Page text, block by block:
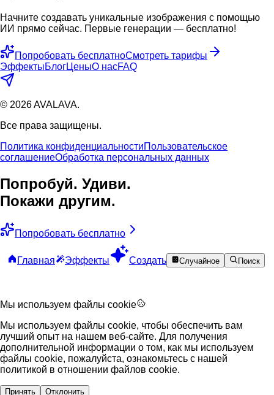
Начните создавать уникальные изображения с помощью
ИИ прямо сейчас. Первые генерации — бесплатно!
Попробовать бесплатноСмотреть тарифы
ЭффектыБлогЦеныО насFAQ
© 2026AVALAVA.
Все права защищены.
Политика конфиденциальностиПользовательское
соглашениеОбработка персональных данных
Попробуй. Удиви.
Покажи другим.
Попробовать бесплатно
Главная Эффекты Создать Случайное Поиск
Мы используем файлы cookie
Мы используем файлы cookie, чтобы обеспечить вам
лучший опыт на нашем веб-сайте. Для получения
дополнительной информации о том, как мы используем
файлы cookie, пожалуйста, ознакомьтесь с нашей
политикой в отношении файлов cookie.
Принять Отклонить